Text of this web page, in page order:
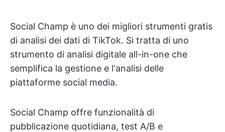
Social Champ è uno dei migliori strumenti gratis
di analisi dei dati di TikTok. Si tratta di uno
strumento di analisi digitale all-in-one che
semplifica la gestione e l'analisi delle
piattaforme social media.
Social Champ offre funzionalità di
pubblicazione quotidiana, test A/B e